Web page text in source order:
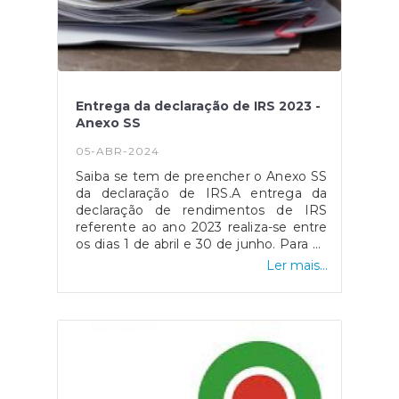
Entrega da declaração de IRS 2023 -
Anexo SS
05-ABR-2024
Saiba se tem de preencher o Anexo SS
da declaração de IRS.A entrega da
declaração de rendimentos de IRS
referente ao ano 2023 realiza-se entre
os dias 1 de abril e 30 de junho. Para os
trabalhadores independentes
entrega do Anexo SS é fundamental
atividade.Quais os objetivos do Anexo
SS?O Anexo SS visa identificar as
entidades contratantes de cada
Ler mais...